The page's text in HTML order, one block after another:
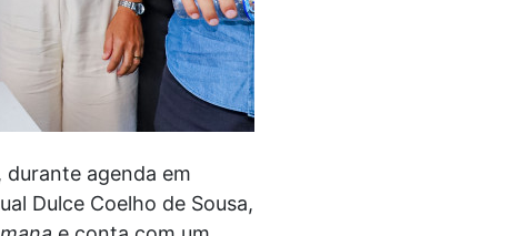
agenda em
Dulce Coelho de Sousa,